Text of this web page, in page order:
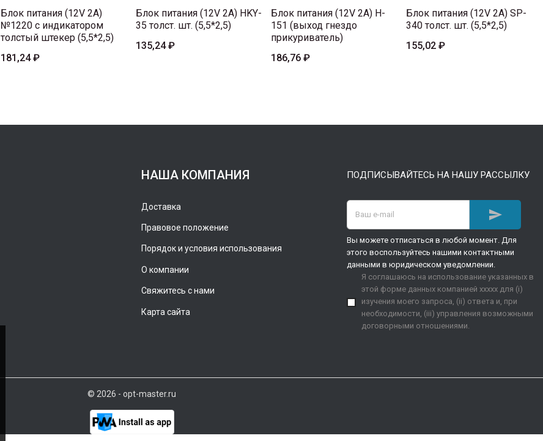
Блок питания (12V 2A)
№1220 с индикатором
толстый штекер (5,5*2,5)
181,24 ₽
Блок питания (12V 2A) HKY-
35 толст. шт. (5,5*2,5)
135,24 ₽
Блок питания (12V 2A) H-
151 (выход гнездо
прикуриватель)
186,76 ₽
Блок питания (12V 2A) SP-
340 толст. шт. (5,5*2,5)
155,02 ₽
НАША КОМПАНИЯ
Доставка
Правовое положение
Порядок и условия использования
О компании
Свяжитесь с нами
Карта сайта
ПОДПИСЫВАЙТЕСЬ НА НАШУ РАССЫЛКУ

Вы можете отписаться в любой момент. Для
этого воспользуйтесь нашими контактными
данными в юридическом уведомлении.
Я соглашаюсь на использование указанных в
этой форме данных компанией xxxxx для (i)
изучения моего запроса, (ii) ответа и, при
необходимости, (iii) управления возможными
договорными отношениями.
© 2026 - opt-master.ru